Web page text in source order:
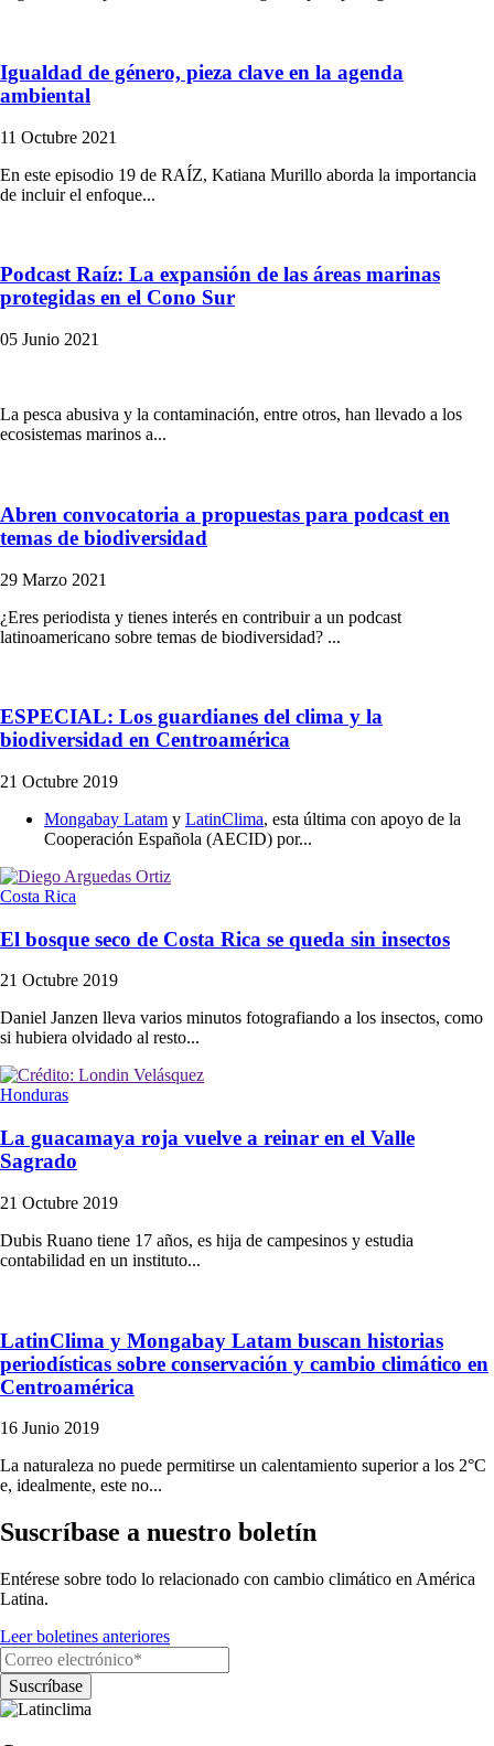
Igualdad de género, pieza clave en la agenda
ambiental
11 Octubre 2021
En este episodio 19 de RAÍZ, Katiana Murillo aborda la importancia
de incluir el enfoque...
Podcast Raíz: La expansión de las áreas marinas
protegidas en el Cono Sur
05 Junio 2021
La pesca abusiva y la contaminación, entre otros, han llevado a los
ecosistemas marinos a...
Abren convocatoria a propuestas para podcast en
temas de biodiversidad
29 Marzo 2021
¿Eres periodista y tienes interés en contribuir a un podcast
latinoamericano sobre temas de biodiversidad? ...
ESPECIAL: Los guardianes del clima y la
biodiversidad en Centroamérica
21 Octubre 2019
Mongabay Latam y LatinClima, esta última con apoyo de la
Cooperación Española (AECID) por...
Costa Rica
El bosque seco de Costa Rica se queda sin insectos
21 Octubre 2019
Daniel Janzen lleva varios minutos fotografiando a los insectos, como
si hubiera olvidado al resto...
Honduras
La guacamaya roja vuelve a reinar en el Valle
Sagrado
21 Octubre 2019
Dubis Ruano tiene 17 años, es hija de campesinos y estudia
contabilidad en un instituto...
LatinClima y Mongabay Latam buscan historias
periodísticas sobre conservación y cambio climático en
Centroamérica
16 Junio 2019
La naturaleza no puede permitirse un calentamiento superior a los 2°C
e, idealmente, este no...
Suscríbase a nuestro boletín
Entérese sobre todo lo relacionado con cambio climático en América
Latina.
Leer boletines anteriores